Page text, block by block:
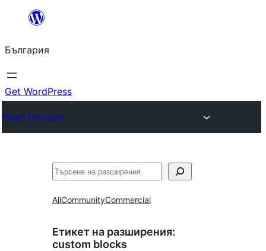
България
Get WordPress
Plugin Directory
Търсене
AllCommunityCommercial
Етикет на разширения:
custom blocks